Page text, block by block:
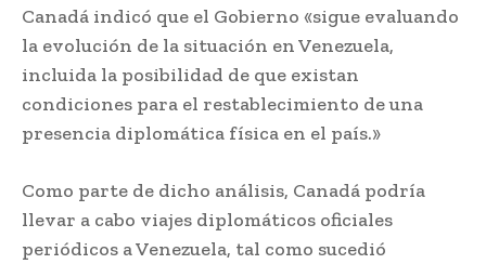
Canadá indicó que el Gobierno «sigue evaluando
la evolución de la situación en Venezuela,
incluida la posibilidad de que existan
condiciones para el restablecimiento de una
presencia diplomática física en el país.»
Como parte de dicho análisis, Canadá podría
llevar a cabo viajes diplomáticos oficiales
periódicos a Venezuela, tal como sucedió